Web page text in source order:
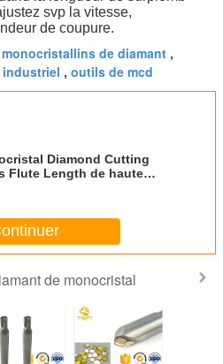
svp la vitesse,
de coupure.
de diamant ,
, outils de mcd
Diamond Cutting
Flute Length de haute
de monocristal